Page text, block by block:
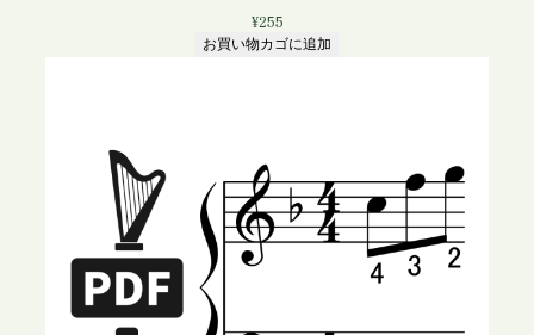
¥255
お買い物カゴに追加